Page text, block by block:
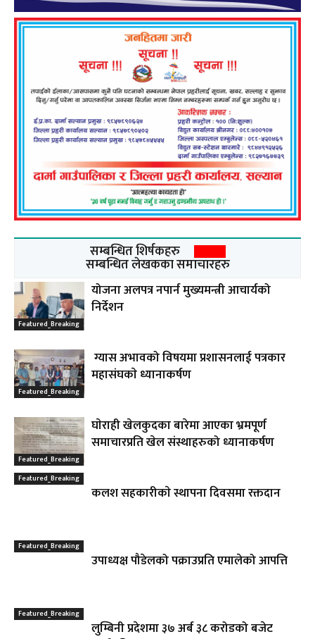
सम्बन्धित शिर्षकहरु
सम्बन्धित लेखकका समाचारहरु
Featured_Breaking
योजना अलपत्र नपार्न मुख्यमन्त्री आचार्यको
निर्देशन
Featured_Breaking
ग्यास अभावको विषयमा प्रशासनलाई पत्रकार
महासंघकाे ध्यानाकर्षण
Featured_Breaking
घाेराही खेलकुदका बारेमा आएका भ्रमपूर्ण
समाचारप्रति खेल संस्थाहरुको ध्यानाकर्षण
Featured_Breaking
कलश सहकारीकाे स्थापना दिवसमा रक्तदान
Featured_Breaking
उपाध्यक्ष पौडेलको पक्राउप्रति एमालेको आपत्ति
Featured_Breaking
लुम्बिनी प्रदेशमा ३७ अर्ब ३८ करोडको बजेट